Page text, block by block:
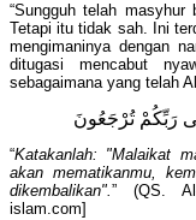
“Sungguh telah masyhur
Tetapi itu tidak sah. Ini
mengimaninya dengan
ditugasi mencabut
sebagaimana yang telah
رَبِّكُمْ تُرْجَعُونَ
“Katakanlah: "Malaikat
akan mematikanmu,
dikembalikan".” (QS.
islam.com]